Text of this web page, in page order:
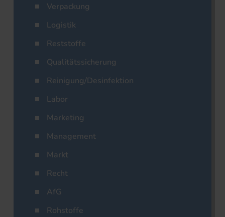
Verpackung
Logistik
Reststoffe
Qualitätssicherung
Reinigung/Desinfektion
Labor
Marketing
Management
Markt
Recht
AfG
Rohstoffe